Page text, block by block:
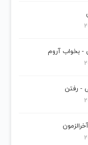
- بخواب آروم
- رفتن